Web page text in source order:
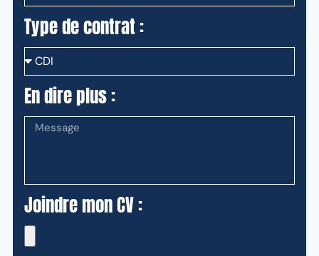
Type de contrat :
En dire plus :
Joindre mon CV :